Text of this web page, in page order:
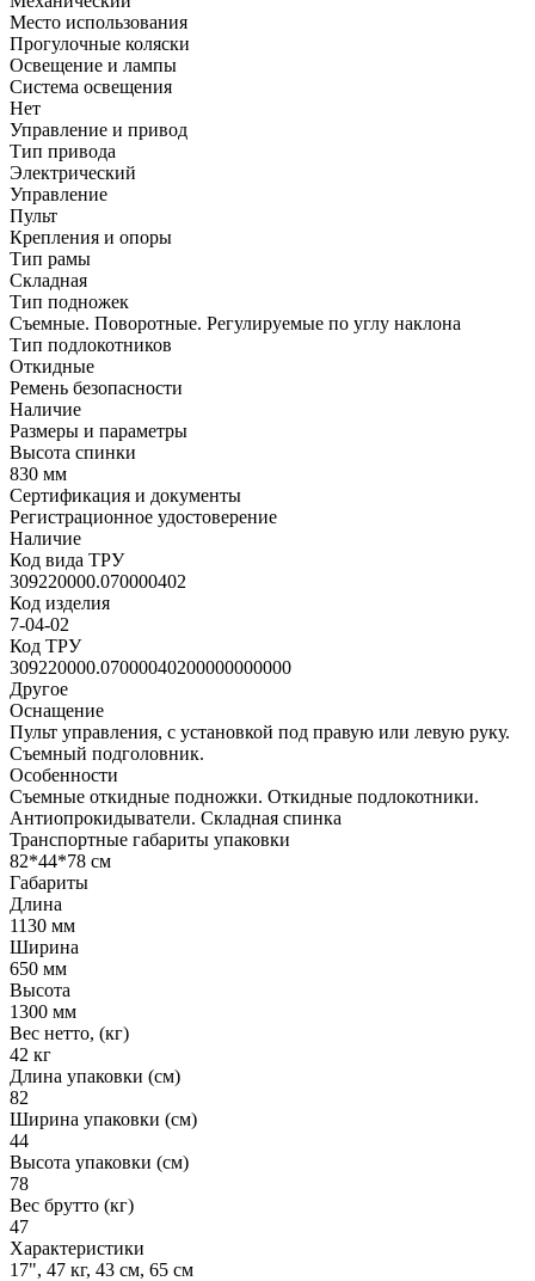
Место использования
Прогулочные коляски
Освещение и лампы
Система освещения
Нет
Управление и привод
Тип привода
Электрический
Управление
Пульт
Крепления и опоры
Тип рамы
Складная
Тип подножек
Съемные. Поворотные. Регулируемые по углу наклона
Тип подлокотников
Откидные
Ремень безопасности
Наличие
Размеры и параметры
Высота спинки
830 мм
Сертификация и документы
Регистрационное удостоверение
Наличие
Код вида ТРУ
309220000.070000402
Код изделия
7-04-02
Код ТРУ
309220000.07000040200000000000
Другое
Оснащение
Пульт управления, с установкой под правую или левую руку.
Съемный подголовник.
Особенности
Съемные откидные подножки. Откидные подлокотники.
Антиопрокидыватели. Складная спинка
Транспортные габариты упаковки
82*44*78 см
Габариты
Длина
1130 мм
Ширина
650 мм
Высота
1300 мм
Вес нетто, (кг)
42 кг
Длина упаковки (см)
82
Ширина упаковки (см)
44
Высота упаковки (см)
78
Вес брутто (кг)
47
Характеристики
17", 47 кг, 43 см, 65 см